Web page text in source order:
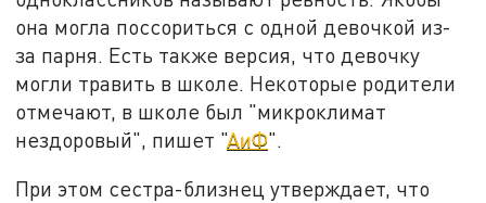
она могла поссориться с одной девочкой из-
за парня. Есть также версия, что девочку
могли травить в школе. Некоторые родители
отмечают, в школе был "микроклимат
нездоровый", пишет "АиФ".
При этом сестра-близнец утверждает, что